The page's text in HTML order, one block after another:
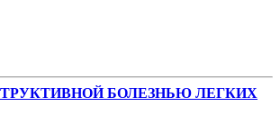
БОЛЕЗНЬЮ ЛЕГКИХ